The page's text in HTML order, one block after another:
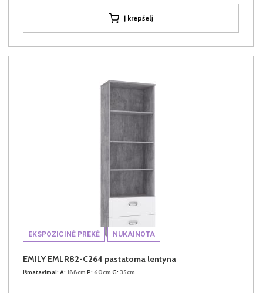
Į krepšelį
EKSPOZICINĖ PREKĖ NUKAINOTA
EMILY EMLR82-C264 pastatoma lentyna
Išmatavimai: A: 188cm P: 60cm G: 35cm